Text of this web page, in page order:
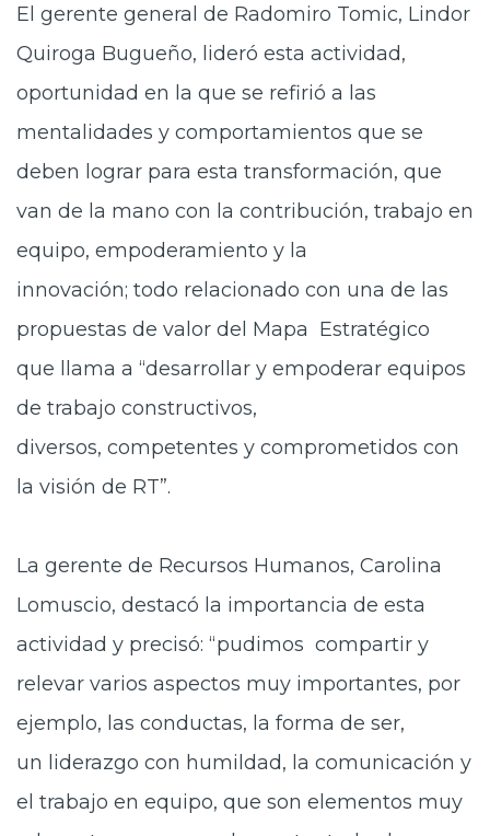
El gerente general de Radomiro Tomic, Lindor
Quiroga Bugueño, lideró esta actividad,
oportunidad en la que se refirió a las
mentalidades y comportamientos que se
deben lograr para esta transformación, que
van de la mano con la contribución, trabajo en
equipo, empoderamiento y la
innovación; todo relacionado con una de las
propuestas de valor del Mapa Estratégico
que llama a “desarrollar y empoderar equipos
de trabajo constructivos,
diversos, competentes y comprometidos con
la visión de RT”.
La gerente de Recursos Humanos, Carolina
Lomuscio, destacó la importancia de esta
actividad y precisó: “pudimos compartir y
relevar varios aspectos muy importantes, por
ejemplo, las conductas, la forma de ser,
un liderazgo con humildad, la comunicación y
el trabajo en equipo, que son elementos muy